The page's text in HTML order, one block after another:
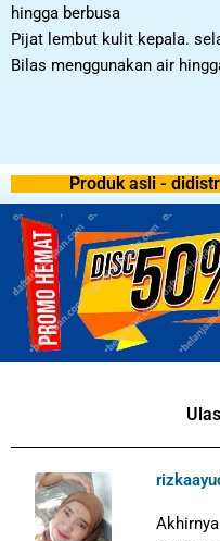
hingga berbusa
Pijat lembut kulit kepala.
Bilas menggunakan air
Produk asli -